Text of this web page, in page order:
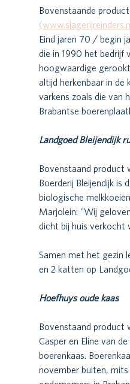
Bovenstaande
(www.slagerijreinders.nl
Eind jaren 70 / begin
die in 1990 het bedrijf
hoogwaardige
altijd herkenbaar in
varkens zoals die van
Brabantse
Landgoed Bleijendijk
Bovenstaand product
Boerderij Bleijendijk is
biologische
Marjolein: "Wij
dicht bij huis verkocht
Samen met het gezin
en 2 katten op
Hoefhuys oude kaas
Bovenstaand product
Casper en Eline van
boerenkaas.
november buiten,